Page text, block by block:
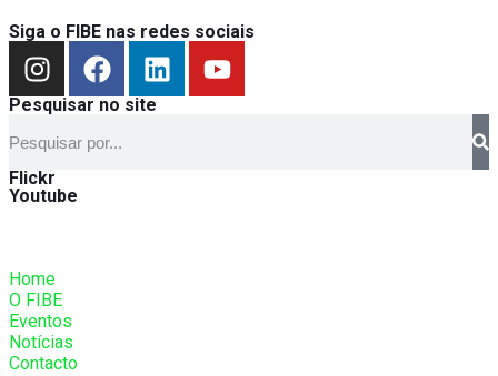
Siga o FIBE nas redes sociais
Pesquisar no site
Flickr
Youtube
Home
O FIBE
Eventos
Notícias
Contacto